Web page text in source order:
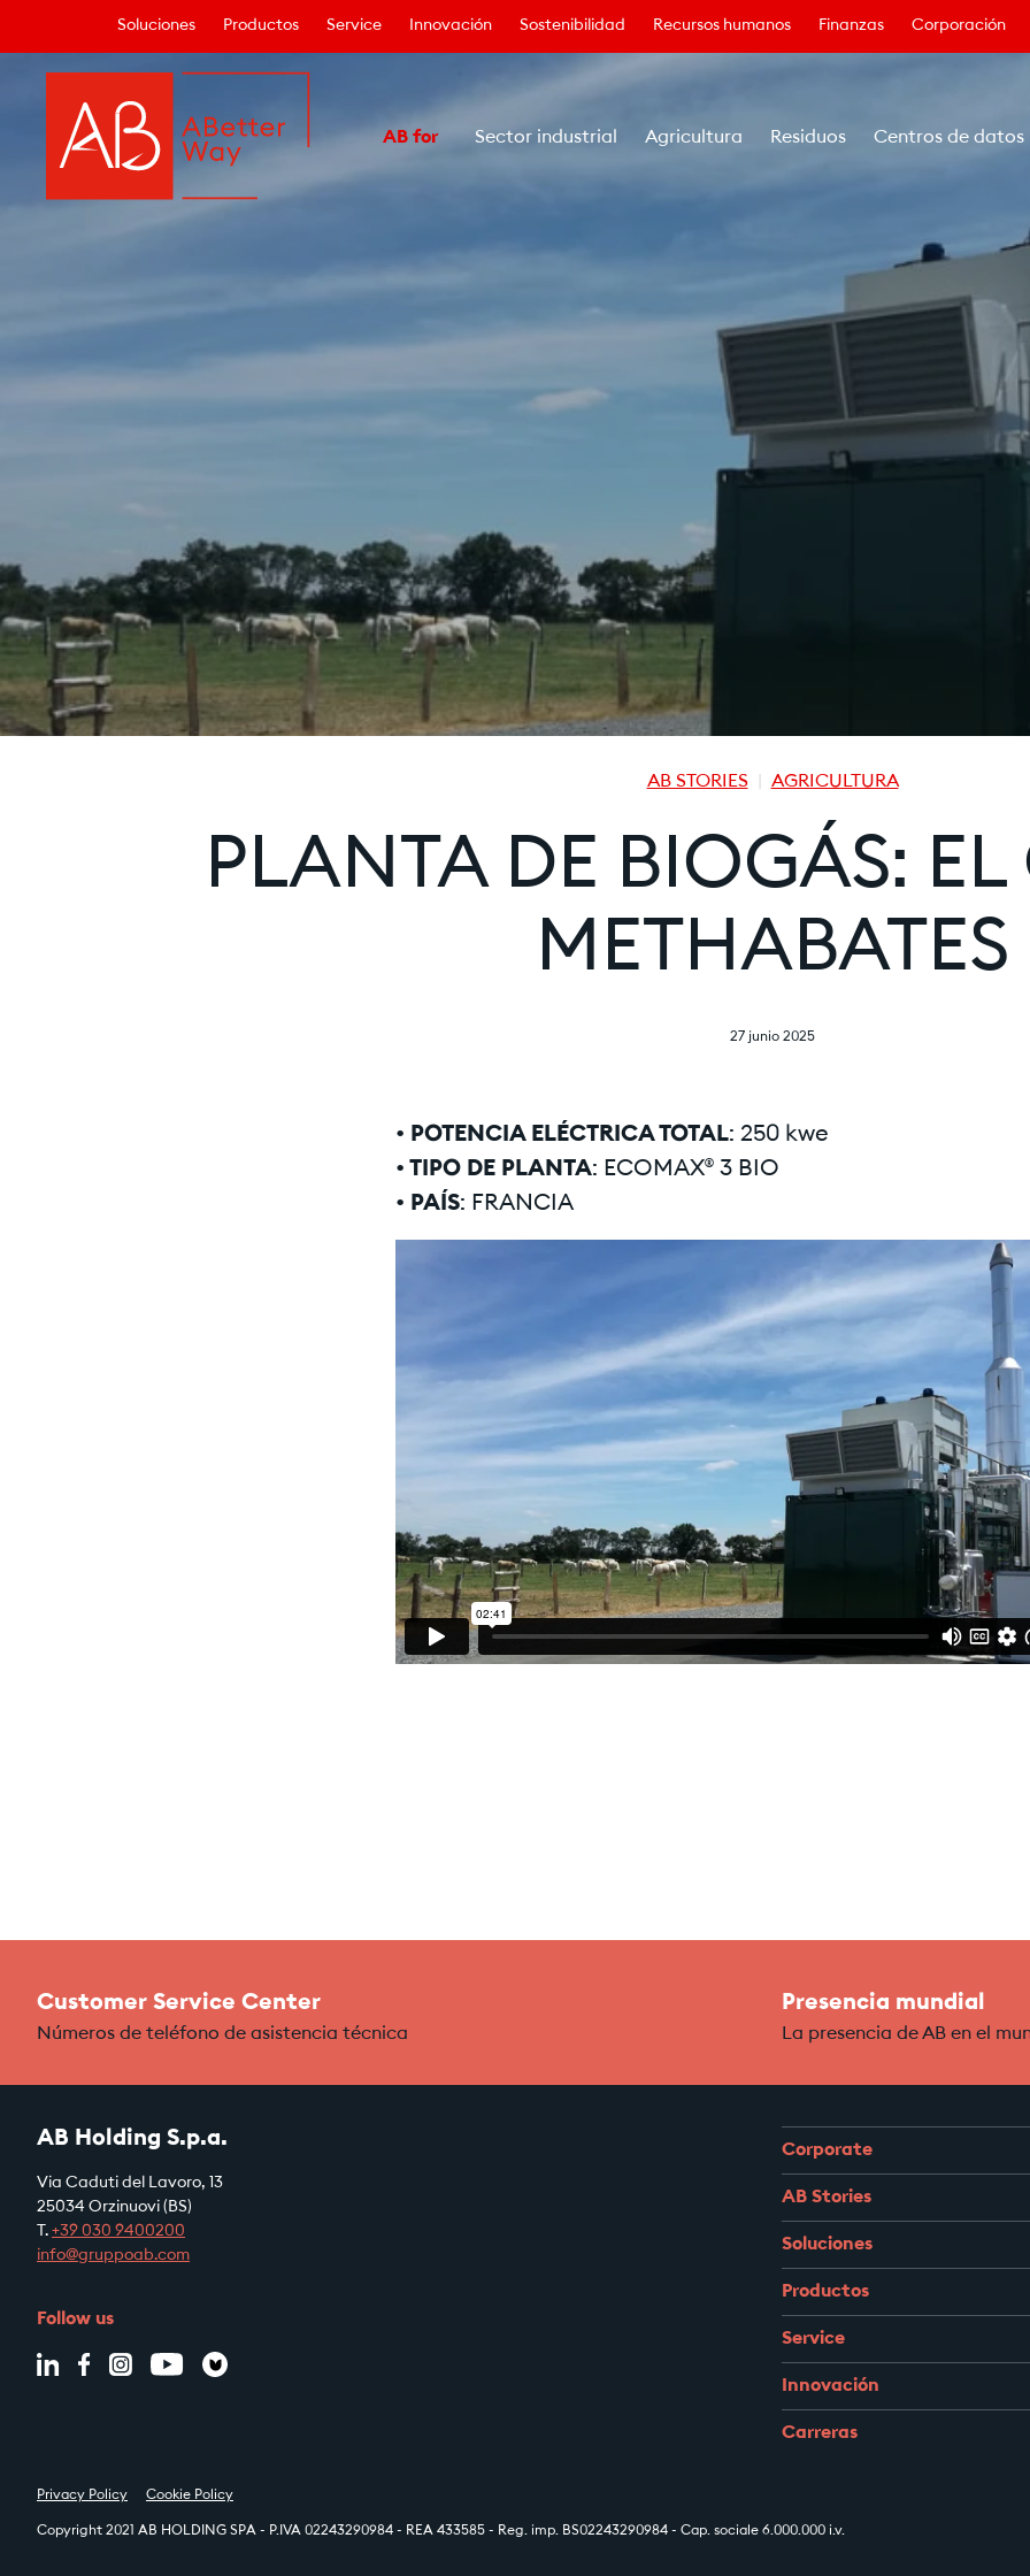
Soluciones Productos Service Innovación Sostenibilidad Recursos humanos Finanzas Corporación
AB for Sector industrial Agricultura Residuos Centros de datos
AB STORIES AGRICULTURA
PLANTA DE BIOGÁS:
METHABATES
27 junio 2025
• POTENCIA ELÉCTRICA TOTAL: 250 kwe
• TIPO DE PLANTA: ECOMAX® 3 BIO
• PAÍS: FRANCIA
Customer Service Center
Números de teléfono de asistencia técnica
Presencia mundial
La presencia de AB en el
AB Holding S.p.a.
Via Caduti del Lavoro, 13
25034 Orzinuovi (BS)
T. +39 030 9400200
info@gruppoab.com
Follow us
Corporate
AB Stories
Soluciones
Productos
Service
Innovación
Carreras
Privacy Policy Cookie Policy
Copyright 2021 AB HOLDING SPA - P.IVA 02243290984 - REA 433585 - Reg. imp. BS02243290984 - Cap. sociale 6.000.000 i.v.